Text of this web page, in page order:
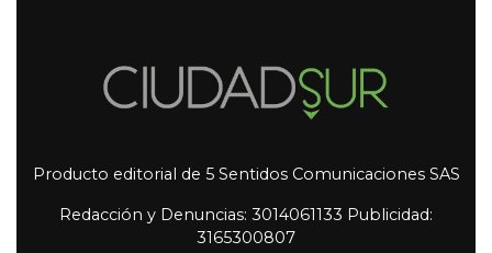
Producto editorial de 5 Sentidos Comunicaciones SAS
Redacción y Denuncias: 3014061133 Publicidad:
3165300807